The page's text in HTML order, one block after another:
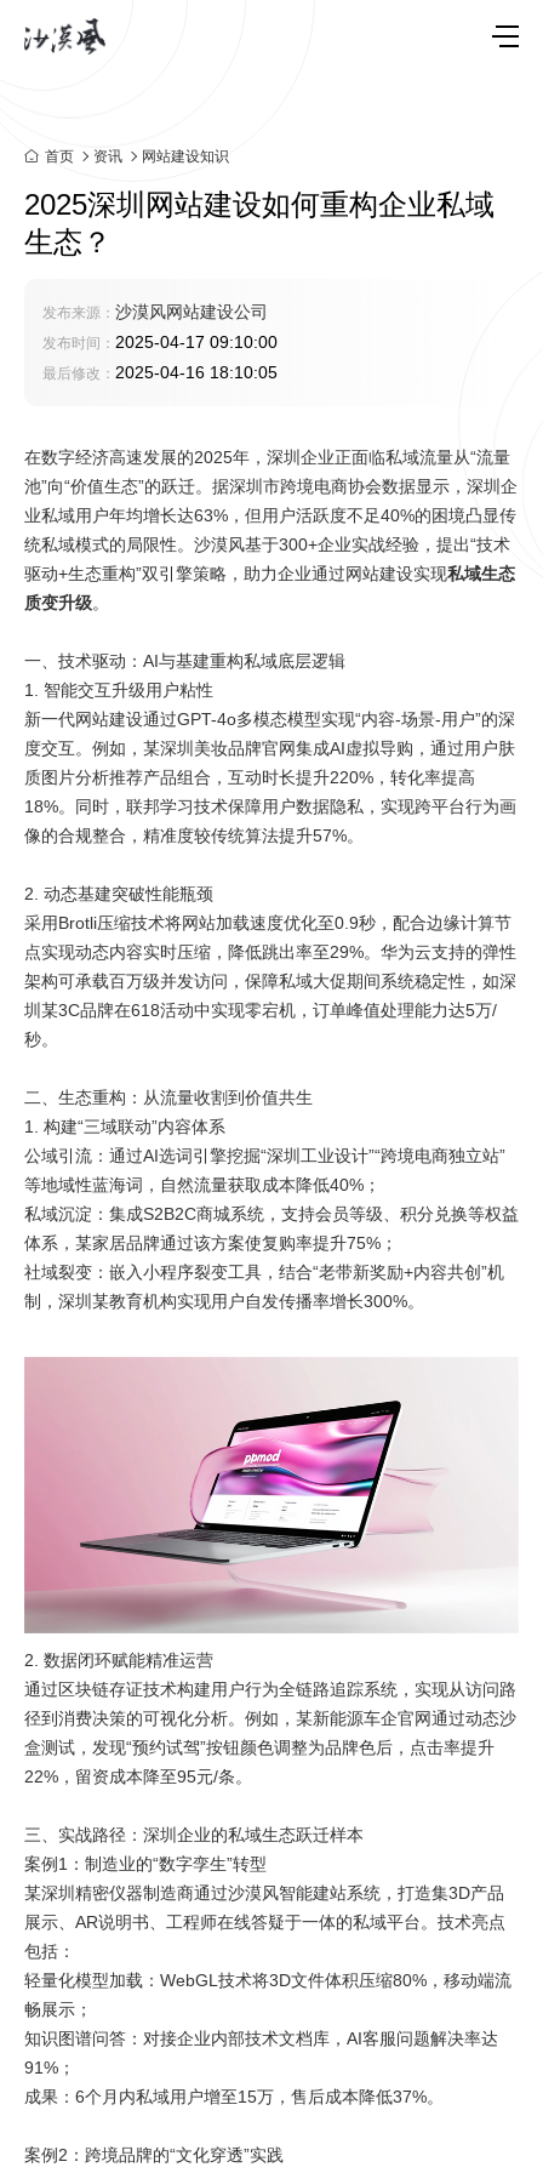
首页 资讯 网站建设知识
2025深圳网站建设如何重构企业私域
生态？
发布来源： 沙漠风网站建设公司
发布时间： 2025-04-17 09:10:00
最后修改： 2025-04-16 18:10:05
在数字经济高速发展的2025年，深圳企业正面临私域流量从“流量
池”向“价值生态”的跃迁。据深圳市跨境电商协会数据显示，深圳企
业私域用户年均增长达63%，但用户活跃度不足40%的困境凸显传
统私域模式的局限性。沙漠风基于300+企业实战经验，提出“技术
驱动+生态重构”双引擎策略，助力企业通过网站建设实现私域生态
质变升级。
一、技术驱动：AI与基建重构私域底层逻辑
1. 智能交互升级用户粘性
新一代网站建设通过GPT-4o多模态模型实现“内容-场景-用户”的深
度交互。例如，某深圳美妆品牌官网集成AI虚拟导购，通过用户肤
质图片分析推荐产品组合，互动时长提升220%，转化率提高
18%。同时，联邦学习技术保障用户数据隐私，实现跨平台行为画
像的合规整合，精准度较传统算法提升57%。
2. 动态基建突破性能瓶颈
采用Brotli压缩技术将网站加载速度优化至0.9秒，配合边缘计算节
点实现动态内容实时压缩，降低跳出率至29%。华为云支持的弹性
架构可承载百万级并发访问，保障私域大促期间系统稳定性，如深
圳某3C品牌在618活动中实现零宕机，订单峰值处理能力达5万/
秒。
二、生态重构：从流量收割到价值共生
1. 构建“三域联动”内容体系
公域引流：通过AI选词引擎挖掘“深圳工业设计”“跨境电商独立站”
等地域性蓝海词，自然流量获取成本降低40%；
私域沉淀：集成S2B2C商城系统，支持会员等级、积分兑换等权益
体系，某家居品牌通过该方案使复购率提升75%；
社域裂变：嵌入小程序裂变工具，结合“老带新奖励+内容共创”机
制，深圳某教育机构实现用户自发传播率增长300%。
2. 数据闭环赋能精准运营
通过区块链存证技术构建用户行为全链路追踪系统，实现从访问路
径到消费决策的可视化分析。例如，某新能源车企官网通过动态沙
盒测试，发现“预约试驾”按钮颜色调整为品牌色后，点击率提升
22%，留资成本降至95元/条。
三、实战路径：深圳企业的私域生态跃迁样本
案例1：制造业的“数字孪生”转型
某深圳精密仪器制造商通过沙漠风智能建站系统，打造集3D产品
展示、AR说明书、工程师在线答疑于一体的私域平台。技术亮点
包括：
轻量化模型加载：WebGL技术将3D文件体积压缩80%，移动端流
畅展示；
知识图谱问答：对接企业内部技术文档库，AI客服问题解决率达
91%；
成果：6个月内私域用户增至15万，售后成本降低37%。
案例2：跨境品牌的“文化穿透”实践